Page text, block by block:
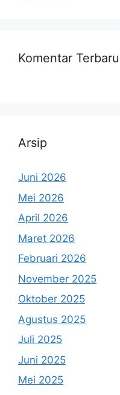
Komentar Terbaru
Arsip
Juni 2026
Mei 2026
April 2026
Maret 2026
Februari 2026
November 2025
Oktober 2025
Agustus 2025
Juli 2025
Juni 2025
Mei 2025